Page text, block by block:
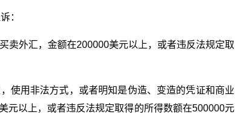
：
卖外汇，金额在200000美元以上，或者违反法规定取
使用非法方式，或者明知是伪造、变造的凭证和商业
元以上，或者违反法规定取得的所得数额在500000元